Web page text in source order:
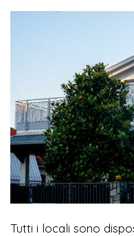
Tutti i locali sono